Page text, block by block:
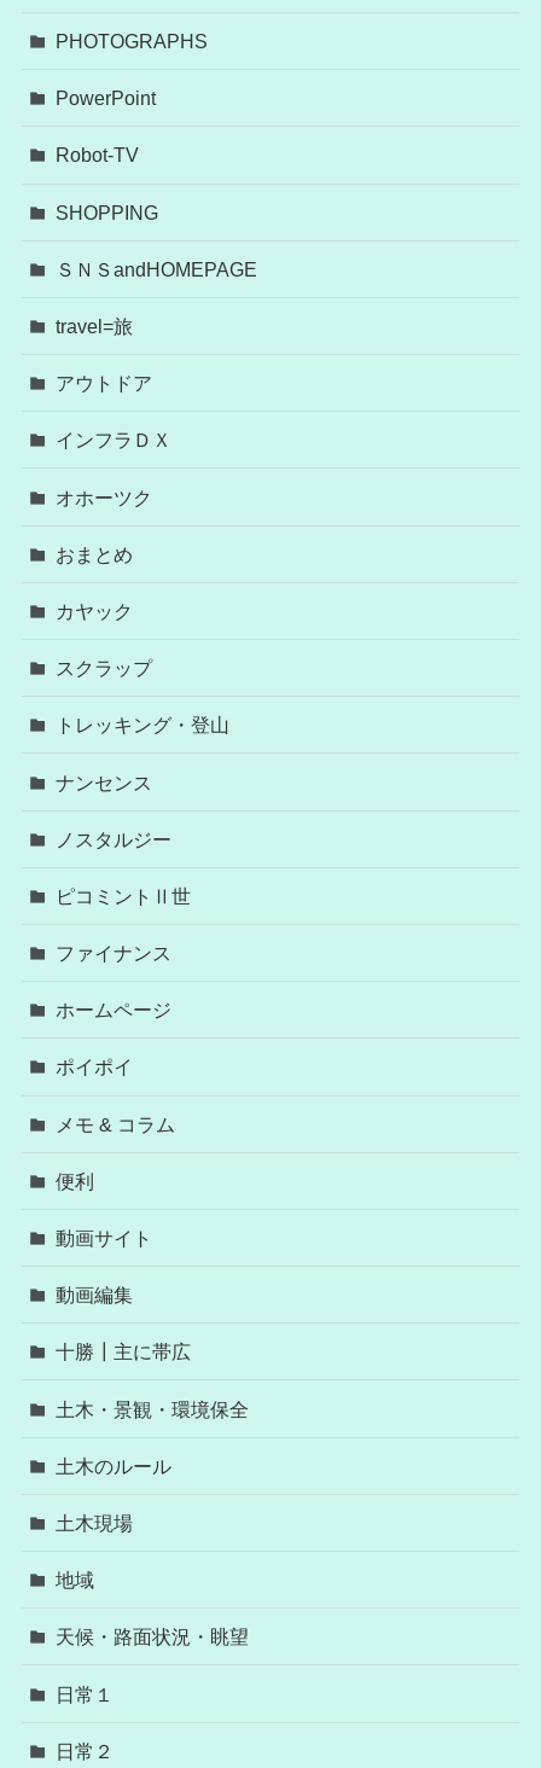
PHOTOGRAPHS
PowerPoint
Robot-TV
SHOPPING
ＳＮＳandHOMEPAGE
travel=旅
アウトドア
インフラＤＸ
オホーツク
おまとめ
カヤック
スクラップ
トレッキング・登山
ナンセンス
ノスタルジー
ピコミントⅡ世
ファイナンス
ホームページ
ポイポイ
メモ & コラム
便利
動画サイト
動画編集
十勝┃主に帯広
土木・景観・環境保全
土木のルール
土木現場
地域
天候・路面状況・眺望
日常１
日常２